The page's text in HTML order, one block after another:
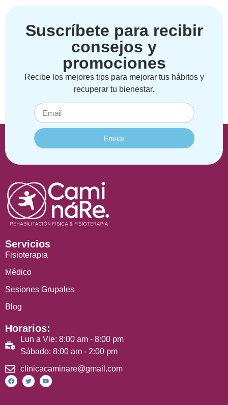
Suscríbete para recibir
consejos y
promociones
Recibe los mejores tips para mejorar tus hábitos y
recuperar tu bienestar.
Enviar
Servicios
Fisioterapia
Médico
Sesiones Grupales
Blog
Horarios:
Lun a Vie: 8:00 am - 8:00 pm
Sábado: 8:00 am - 2:00 pm
clinicacaminare@gmail.com